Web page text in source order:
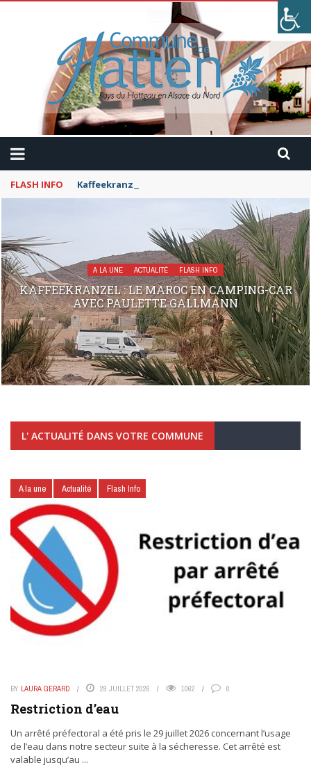
FLASH INFO Kaffeekranzel : Le Maroc en camping-car avec
A LA UNE ACTUALITÉ FLASH INFO
KAFFEEKRANZEL : LE MAROC EN CAMPING-CAR
AVEC PAULETTE GALLMANN
L' ACTUALITÉ DANS VOTRE COMMUNE
A la une Actualité Flash Info
BY LAURA GERARD 29 JUILLET 2026 1062 0
Restriction d’eau
Un arrêté préfectoral a été pris le 29 juillet 2026 concernant l’usage
de l’eau dans notre secteur suite à la sécheresse. Cet arrêté est
valable jusqu’au ...